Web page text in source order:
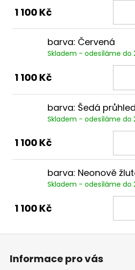
1 100 Kč
barva: Červená
Skladem - odesíláme do
1 100 Kč
barva: Šedá
Skladem - odesíláme do
1 100 Kč
barva: Neonově
Skladem - odesíláme do
1 100 Kč
Informace pro vás